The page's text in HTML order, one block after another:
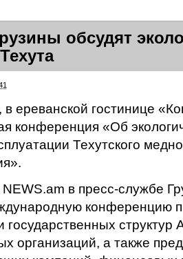
обсудят
в ереванской гостинице
конференция «Об
Техутского
в пресс-службе
конференцию
государственных структур
организаций, а также